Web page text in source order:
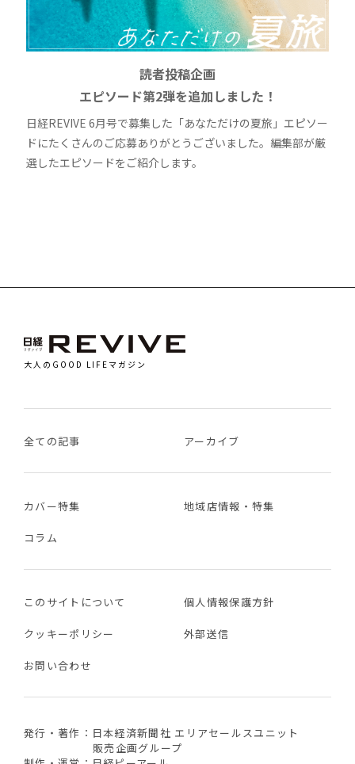
読者投稿企画
エピソード第2弾を追加しました！
日経REVIVE 6月号で募集した「あなただけの夏旅」エピソー
ドにたくさんのご応募ありがとうございました。編集部が厳
選したエピソードをご紹介します。
大人のGOOD LIFEマガジン
全ての記事 アーカイブ
カバー特集 地域店情報・特集
コラム
このサイトについて 個人情報保護方針
クッキーポリシー 外部送信
お問い合わせ
発行・著作：日本経済新聞社 エリアセールスユニット
販売企画グループ